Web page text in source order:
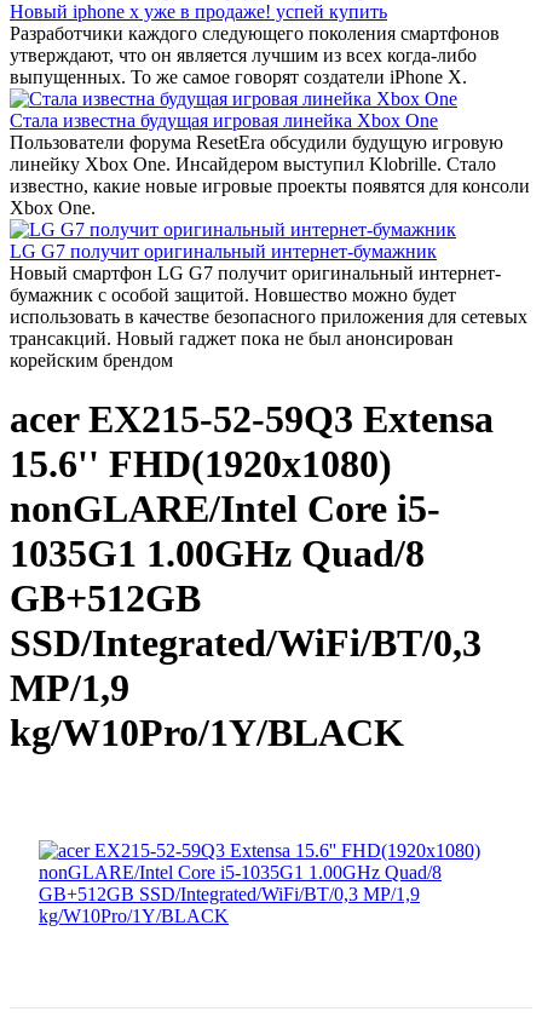
Новый iphone x уже в продаже! успей купить
Разработчики каждого следующего поколения смартфонов
утверждают, что он является лучшим из всех когда-либо
выпущенных. То же самое говорят создатели iPhone X.
Стала известна будущая игровая линейка Xbox One
Пользователи форума ResetEra обсудили будущую игровую
линейку Xbox One. Инсайдером выступил Klobrille. Стало
известно, какие новые игровые проекты появятся для консоли
Xbox One.
LG G7 получит оригинальный интернет-бумажник
Новый смартфон LG G7 получит оригинальный интернет-
бумажник с особой защитой. Новшество можно будет
использовать в качестве безопасного приложения для сетевых
трансакций. Новый гаджет пока не был анонсирован
корейским брендом
acer EX215-52-59Q3 Extensa
15.6'' FHD(1920x1080)
nonGLARE/Intel Core i5-
1035G1 1.00GHz Quad/8
GB+512GB
SSD/Integrated/WiFi/BT/0,3
MP/1,9
kg/W10Pro/1Y/BLACK